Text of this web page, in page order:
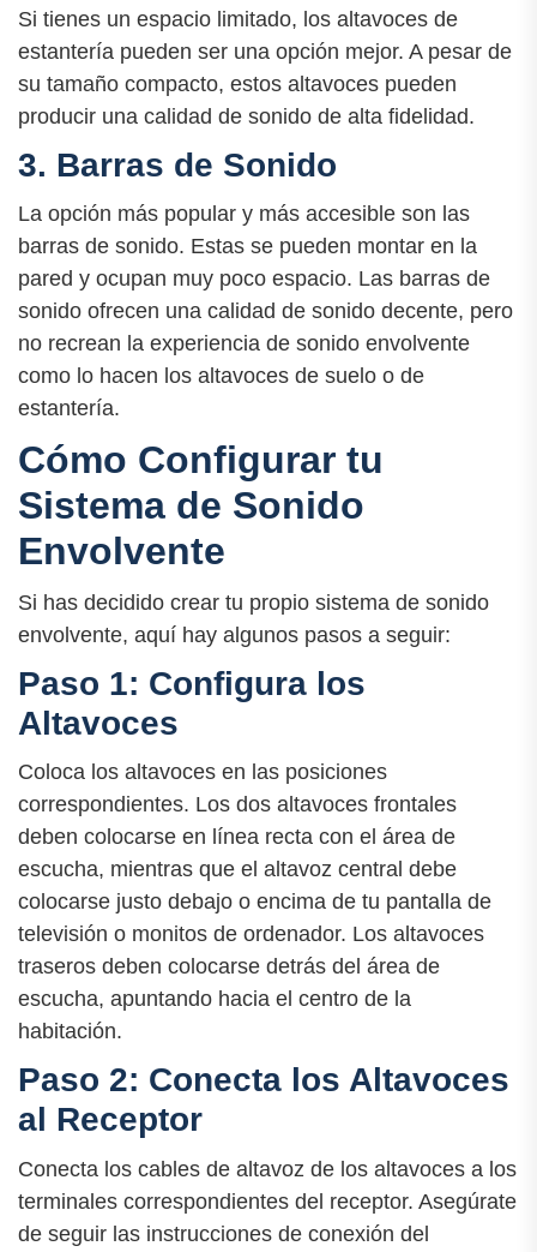
Si tienes un espacio limitado, los altavoces de
estantería pueden ser una opción mejor. A pesar de
su tamaño compacto, estos altavoces pueden
producir una calidad de sonido de alta fidelidad.
3. Barras de Sonido
La opción más popular y más accesible son las
barras de sonido. Estas se pueden montar en la
pared y ocupan muy poco espacio. Las barras de
sonido ofrecen una calidad de sonido decente, pero
no recrean la experiencia de sonido envolvente
como lo hacen los altavoces de suelo o de
estantería.
Cómo Configurar tu
Sistema de Sonido
Envolvente
Si has decidido crear tu propio sistema de sonido
envolvente, aquí hay algunos pasos a seguir:
Paso 1: Configura los
Altavoces
Coloca los altavoces en las posiciones
correspondientes. Los dos altavoces frontales
deben colocarse en línea recta con el área de
escucha, mientras que el altavoz central debe
colocarse justo debajo o encima de tu pantalla de
televisión o monitos de ordenador. Los altavoces
traseros deben colocarse detrás del área de
escucha, apuntando hacia el centro de la
habitación.
Paso 2: Conecta los Altavoces
al Receptor
Conecta los cables de altavoz de los altavoces a los
terminales correspondientes del receptor. Asegúrate
de seguir las instrucciones de conexión del